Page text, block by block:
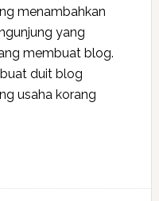
menambahkan
yang
membuat blog.
duit blog
usaha korang